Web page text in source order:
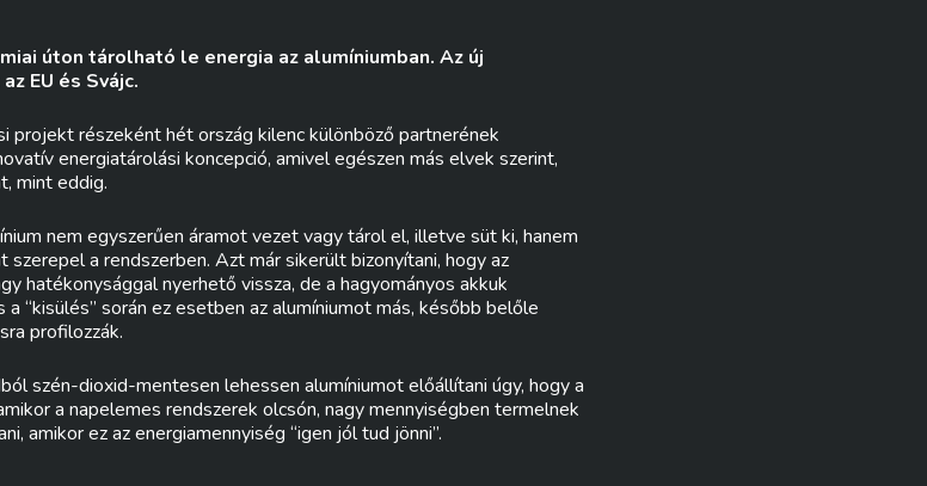
úton tárolható le energia az alumíniumban. Az új
EU és Svájc.
projekt részeként hét ország kilenc különböző partnerének
energiatárolási koncepció, amivel egészen más elvek szerint,
mint eddig.
nem egyszerűen áramot vezet vagy tárol el, illetve süt ki, hanem
a rendszerben. Azt már sikerült bizonyítani, hogy az
hatékonysággal nyerhető vissza, de a hagyományos akkuk
“kisülés” során ez esetben az alumíniumot más, később belőle
profilozzák.
szén-dioxid-mentesen lehessen alumíniumot előállítani úgy, hogy a
a napelemes rendszerek olcsón, nagy mennyiségben termelnek
amikor ez az energiamennyiség “igen jól tud jönni”.